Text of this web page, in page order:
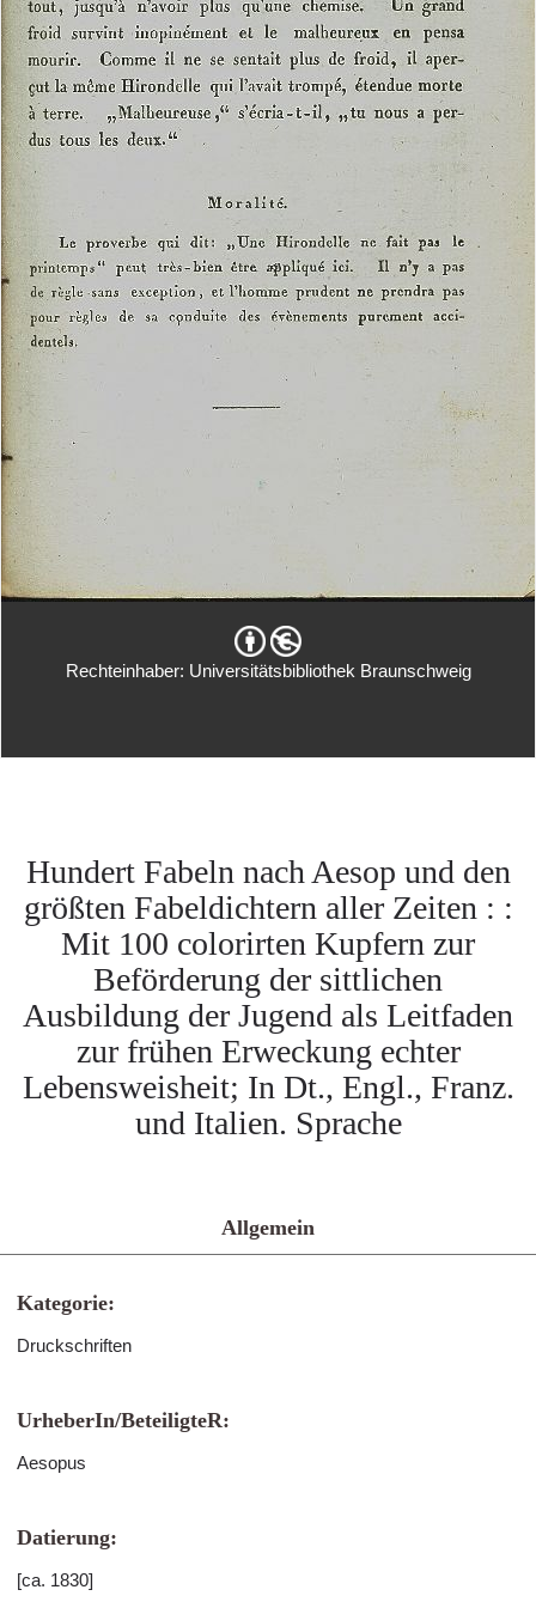
Rechteinhaber: Universitätsbibliothek Braunschweig
Hundert Fabeln nach Aesop und den
größten Fabeldichtern aller Zeiten : :
Mit 100 colorirten Kupfern zur
Beförderung der sittlichen
Ausbildung der Jugend als Leitfaden
zur frühen Erweckung echter
Lebensweisheit; In Dt., Engl., Franz.
und Italien. Sprache
Allgemein
Kategorie:
Druckschriften
UrheberIn/BeteiligteR:
Aesopus
Datierung:
[ca. 1830]